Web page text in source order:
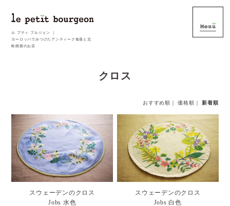
ル プティ ブルジョン ｜
ヨーロッパでみつけたアンティーク食器と北
欧雑貨のお店
クロス
おすすめ順 ｜価格順 ｜新着順
スウェーデンのクロス
Jobs 水色
スウェーデンのクロス
Jobs 白色